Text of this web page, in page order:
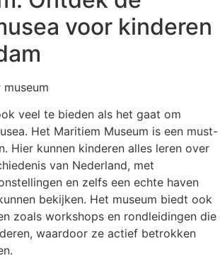
voor kinderen
veel te bieden als het gaat om
Het Maritiem Museum is een must-
Hier kunnen kinderen alles leren over
van Nederland, met
en zelfs een echte haven
bekijken. Het museum biedt ook
zoals workshops en rondleidingen die
waardoor ze actief betrokken